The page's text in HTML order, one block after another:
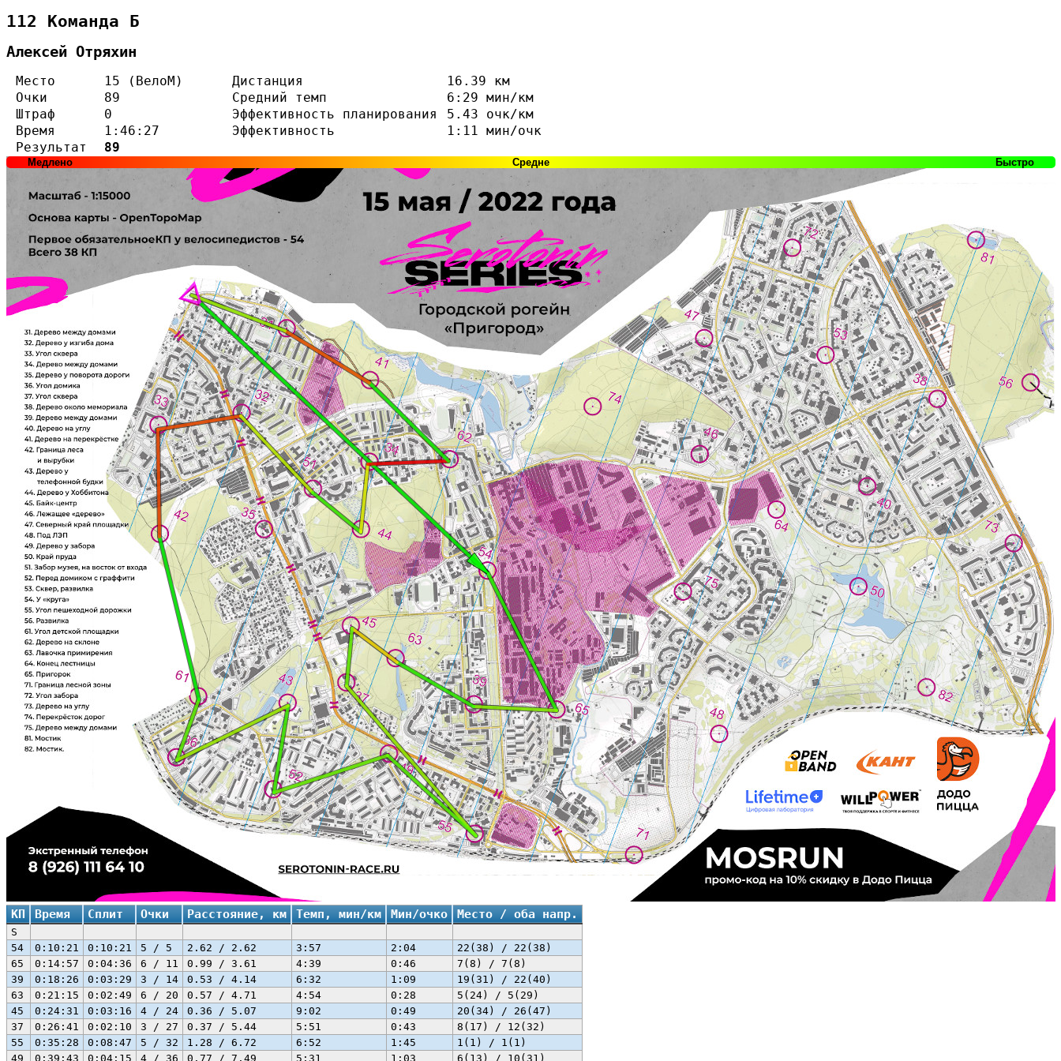
112 Команда Б
Алексей Отряхин
Место 15 (ВелоМ) Дистанция
16.39 км
Очки
89 Средний темп
6:29 мин/км
Штраф
0 Эффективность планирования
5.43 очк/км
Время
1:46:27 Эффективность
1:11 мин/очк
Результат
89
Медлено Средне Быстро
КП Время Сплит Очки Расстояние, км Темп, мин/км Мин/очко Место / оба напр.
S
54
0:10:21 0:10:21 5 / 5 2.62 / 2.62 3:57 2:04
22(38) / 22(38)
65
0:14:57 0:04:36 6 / 11 0.99 / 3.61 4:39 0:46
7(8) / 7(8)
39
0:18:26 0:03:29 3 / 14 0.53 / 4.14 6:32 1:09
19(31) / 22(40)
63
0:21:15 0:02:49 6 / 20 0.57 / 4.71 4:54 0:28
5(24) / 5(29)
45
0:24:31 0:03:16 4 / 24 0.36 / 5.07 9:02 0:49
20(34) / 26(47)
37
0:26:41 0:02:10 3 / 27 0.37 / 5.44 5:51 0:43
8(17) / 12(32)
55
0:35:28 0:08:47 5 / 32 1.28 / 6.72 6:52 1:45
1(1) / 1(1)
49
0:39:43 0:04:15 4 / 36 0.77 / 7.49 5:31 1:03 6(13) / 10(31)